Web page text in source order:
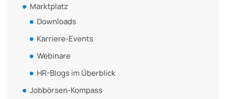
Marktplatz
Downloads
Karriere-Events
Webinare
HR-Blogs im Überblick
Jobbörsen-Kompass